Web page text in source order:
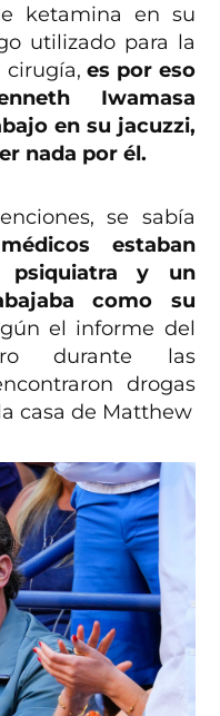
ketamina en su
utilizado para la
cirugía,es por eso
Iwamasa
en su jacuzzi,
nada por él.
se sabía
estaban
psiquiatra y un
como su
el informe del
durante las
drogas
casa de Matthew